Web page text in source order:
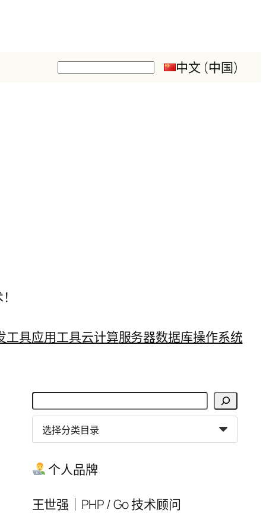
搜
中文 (中国)
工具应用工具云计算服务器数据库操作系统
搜
索
分
类
录 个人品牌
王世强｜PHP / Go 技术顾问